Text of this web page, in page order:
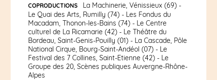
COPRODUCTIONS
La Machinerie, Vénissieux (69) -
Le Quai des Arts, Rumilly (74) - Les Fondus du
Macadam, Thonon-les-Bains (74) - Le Centre
culturel de La Ricamarie (42) - Le Théâtre du
Bordeau, Saint-Genis-Pouilly (01) - La Cascade, Pôle
National Cirque, Bourg-Saint-Andéol (07) - Le
Festival des 7 Collines, Saint-Etienne (42) - Le
Groupe des 20, Scènes publiques Auvergne-Rhône-
Alpes